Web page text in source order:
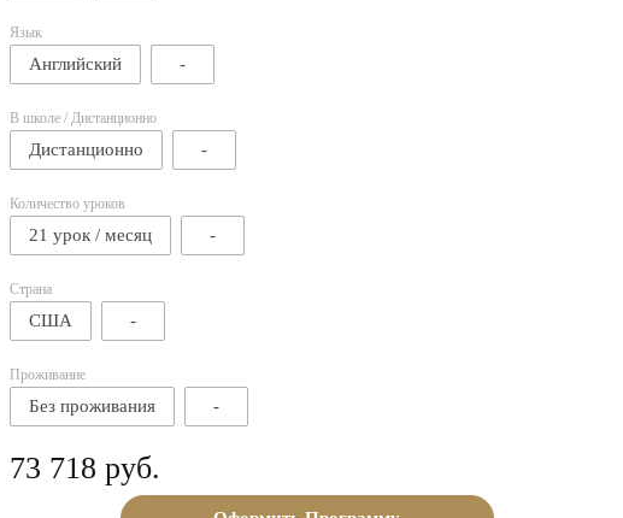
Язык
Английский -
В школе / Дистанционно
Дистанционно -
Количество уроков
21 урок / месяц -
Страна
США -
Проживание
Без проживания -
73 718 руб.